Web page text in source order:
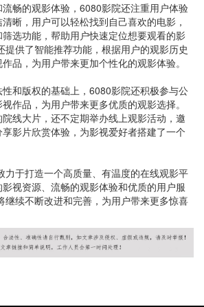
畅的观影体验，6080影院还注重用户体验
晰，用户可以轻松找到自己喜欢的电影，
选功能，帮助用户快速定位想要观看的影
提供了智能推荐功能，根据用户的观影历史
品，为用户带来更加个性化的观影体验。
和版权的基础上，6080影院还积极参与公
作品，为用户带来更多优质的观影选择。
线大片，还不定期举办线上观影活动，邀
影片欣赏体验，为影视爱好者搭建了一个
力于打造一个高质量、有温度的在线观影平
视资源、流畅的观影体验和优质的用户服
继续不断改进和完善，为用户带来更多惊喜